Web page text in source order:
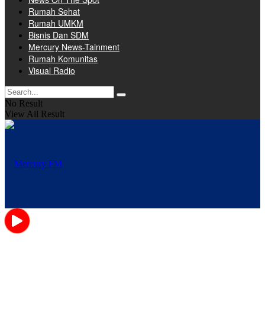
Rumah Sehat
Rumah UMKM
Bisnis Dan SDM
Mercury News-Tainment
Rumah Komunitas
Visual Radio
No Result
View All Result